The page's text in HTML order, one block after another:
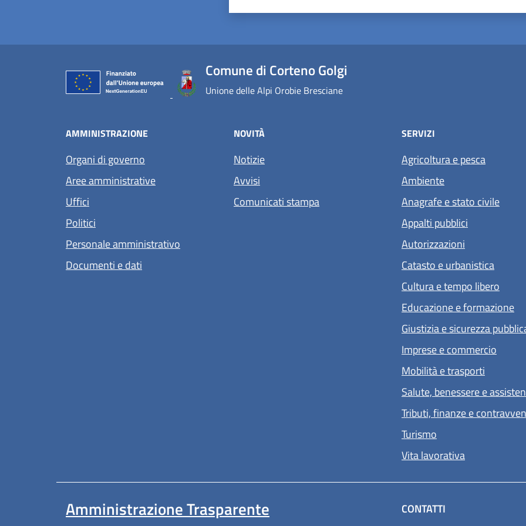
Comune di Corteno Golgi
Unione delle Alpi Orobie Bresciane
AMMINISTRAZIONE
Organi di governo
Aree amministrative
Uffici
Politici
Personale amministrativo
Documenti e dati
NOVITÀ
Notizie
Avvisi
Comunicati stampa
SERVIZI
Agricoltura e pesca
Ambiente
Anagrafe e stato civile
Appalti pubblici
Autorizzazioni
Catasto e urbanistica
Cultura e tempo libero
Educazione e formazione
Giustizia e sicurezza
Imprese e commercio
Mobilità e trasporti
Salute, benessere e
Tributi, finanze e
Turismo
Vita lavorativa
Amministrazione Trasparente CONTATTI